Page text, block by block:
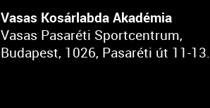
Vasas Kosárlabda Akadémia
Vasas Pasaréti Sportcentrum,
Budapest, 1026, Pasaréti út 11-13.